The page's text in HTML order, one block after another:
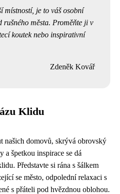
místností, je to váš osobní
rušného města. Proměňte ji v
koutek nebo inspirativní
Zdeněk Kovář
Klidu
našich domovů, skrývá obrovský
a špetkou inspirace se dá
Představte si rána s šálkem
se město, odpolední relaxaci s
s přáteli pod hvězdnou oblohou.